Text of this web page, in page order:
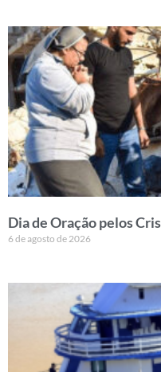
Dia de Oração pelos
6 de agosto de 2026